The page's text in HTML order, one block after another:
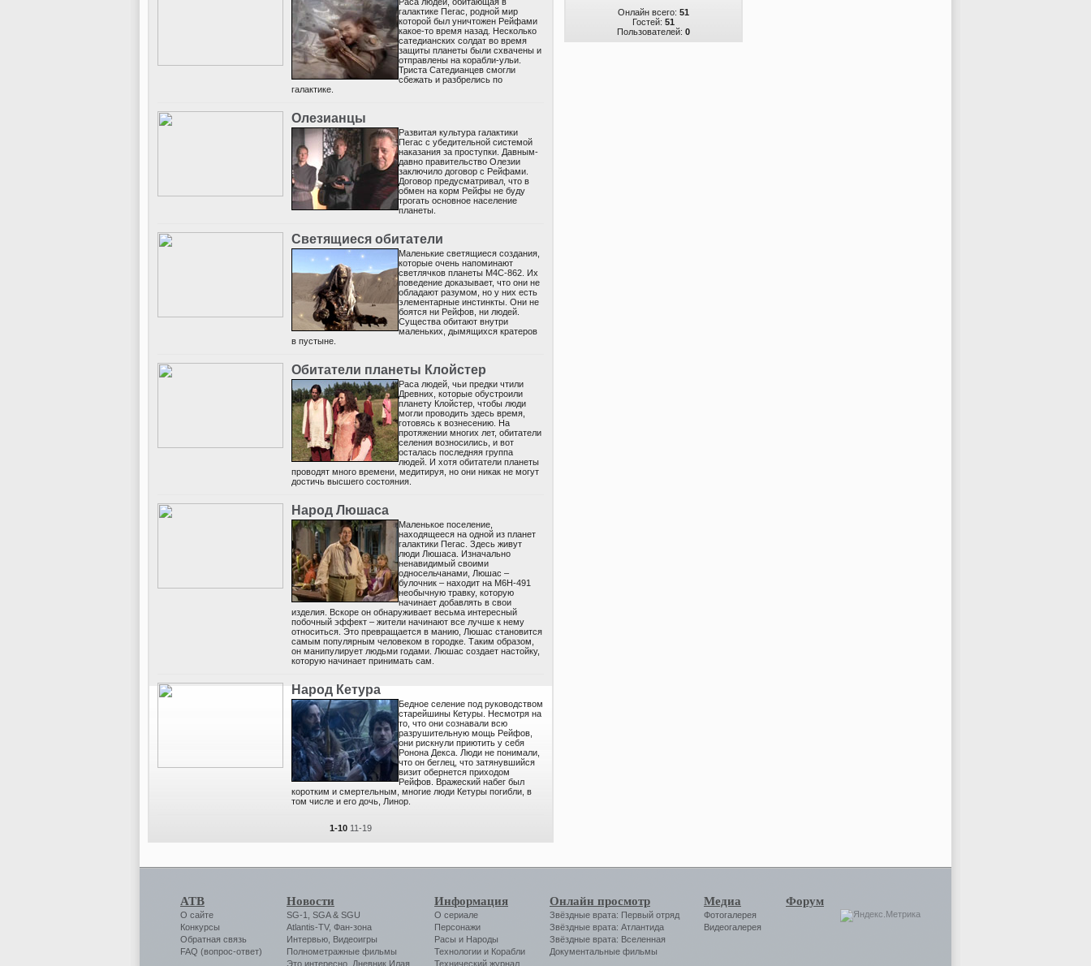
галактике Пегас, родной мир
которой был уничтожен Рейфами
какое-то время назад. Несколько
сатедианских солдат во время
защиты планеты были схвачены и
отправлены на корабли-ульи.
Триста Сатедианцев смогли
сбежать и разбрелись по
галактике.
Олезианцы
Развитая культура галактики
Пегас с убедительной системой
наказания за проступки. Давным-
давно правительство Олезии
заключило договор с Рейфами.
Договор предусматривал, что в
обмен на корм Рейфы не буду
трогать основное население
планеты.
Светящиеся обитатели
Маленькие светящиеся создания,
которые очень напоминают
светлячков планеты M4C-862. Их
поведение доказывает, что они не
обладают разумом, но у них есть
элементарные инстинкты. Они не
боятся ни Рейфов, ни людей.
Существа обитают внутри
маленьких, дымящихся кратеров
в пустыне.
Обитатели планеты Клойстер
Раса людей, чьи предки чтили
Древних, которые обустроили
планету Клойстер, чтобы люди
могли проводить здесь время,
готовясь к вознесению. На
протяжении многих лет, обитатели
селения возносились, и вот
осталась последняя группа
людей. И хотя обитатели планеты
проводят много времени, медитируя, но они никак не могут
достичь высшего состояния.
Народ Люшаса
Маленькое поселение,
находящееся на одной из планет
галактики Пегас. Здесь живут
люди Люшаса. Изначально
ненавидимый своими
односельчанами, Люшас –
булочник – находит на M6H-491
необычную травку, которую
начинает добавлять в свои
изделия. Вскоре он обнаруживает весьма интересный
побочный эффект – жители начинают все лучше к нему
относиться. Это превращается в манию, Люшас становится
самым популярным человеком в городке. Таким образом,
он манипулирует людьми годами. Люшас создает настойку,
которую начинает принимать сам.
Народ Кетура
Бедное селение под руководством
старейшины Кетуры. Несмотря на
то, что они сознавали всю
разрушительную мощь Рейфов,
они рискнули приютить у себя
Ронона Декса. Люди не понимали,
что он беглец, что затянувшийся
визит обернется приходом
Рейфов. Вражеский набег был
коротким и смертельным, многие люди Кетуры погибли, в
том числе и его дочь, Линор.
1-10 11-19
Онлайн всего: 51
Гостей: 51
Пользователей: 0
АТВ
О сайте
Конкурсы
Обратная связь
FAQ (вопрос-ответ)
Новости
SG-1 SGA& SGU
Atlantis-TV, Фан-зона
Интервью Видеоигры
Полнометражные фильмы
Это интересно Дневник Илая
Информация
О сериале
Персонажи
Расы и Народы
Технологии и Корабли
Технический журнал
Онлайн просмотр
Звёздные врата: Первый отряд
Звёздные врата: Атлантида
Звёздные врата: Вселенная
Документальные фильмы
Медиа
Фотогалерея
Видеогалерея
Форум